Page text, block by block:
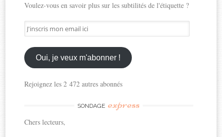
Voulez-vous en savoir plus sur les subtilités de l'étiquette ?
J'inscris
mon
email
ici
Oui, je veux m'abonner !
Rejoignez les 2 472 autres abonnés
SONDAGE express
Chers lecteurs,